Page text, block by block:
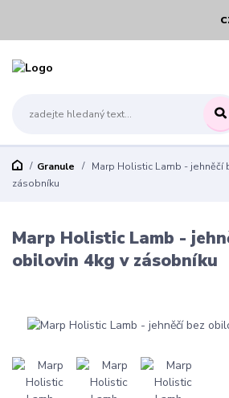
Granule
Marp Holistic Lamb - jehněčí
zásobníku
Marp Holistic Lamb -
obilovin 4kg v zásobníku